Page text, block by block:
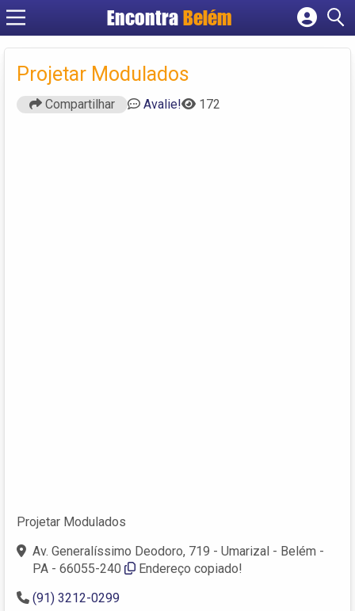
EncontraBelém
Cadastrar empresa
Criar conta
Projetar Modulados
Compartilhar Avalie! 172
Projetar Modulados
Av. Generalíssimo Deodoro, 719 - Umarizal - Belém -
PA - 66055-240
Endereço copiado!
(91) 3212-0299